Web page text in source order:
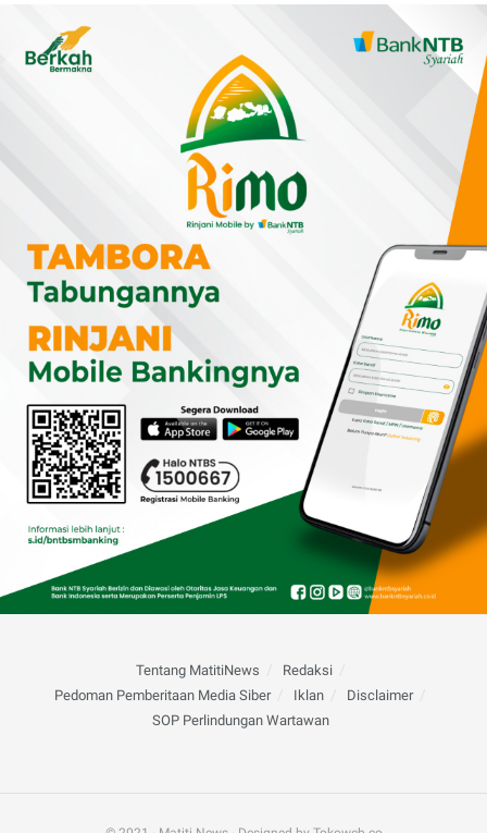
Tentang MatitiNews
Redaksi
Pedoman Pemberitaan Media Siber
Iklan
Disclaimer
SOP Perlindungan Wartawan